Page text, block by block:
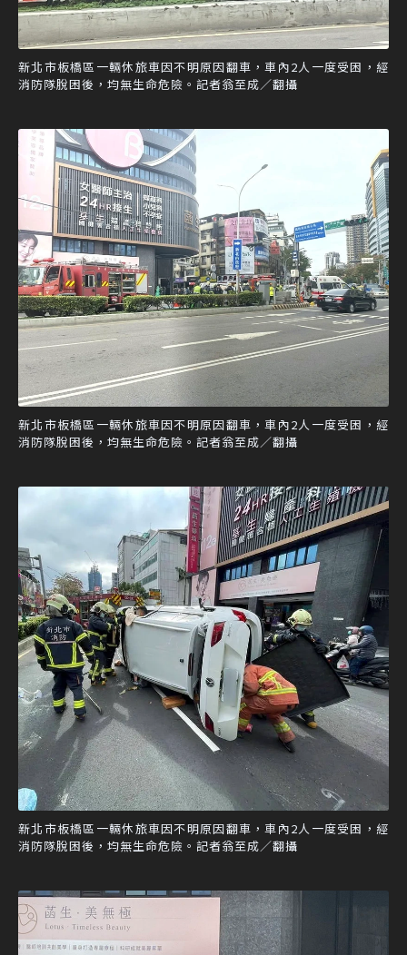
新北市板橋區一輛休旅車因不明原因翻車，車內2人一度受困，經
消防隊脫困後，均無生命危險。記者翁至成／翻攝
新北市板橋區一輛休旅車因不明原因翻車，車內2人一度受困，經
消防隊脫困後，均無生命危險。記者翁至成／翻攝
新北市板橋區一輛休旅車因不明原因翻車，車內2人一度受困，經
消防隊脫困後，均無生命危險。記者翁至成／翻攝